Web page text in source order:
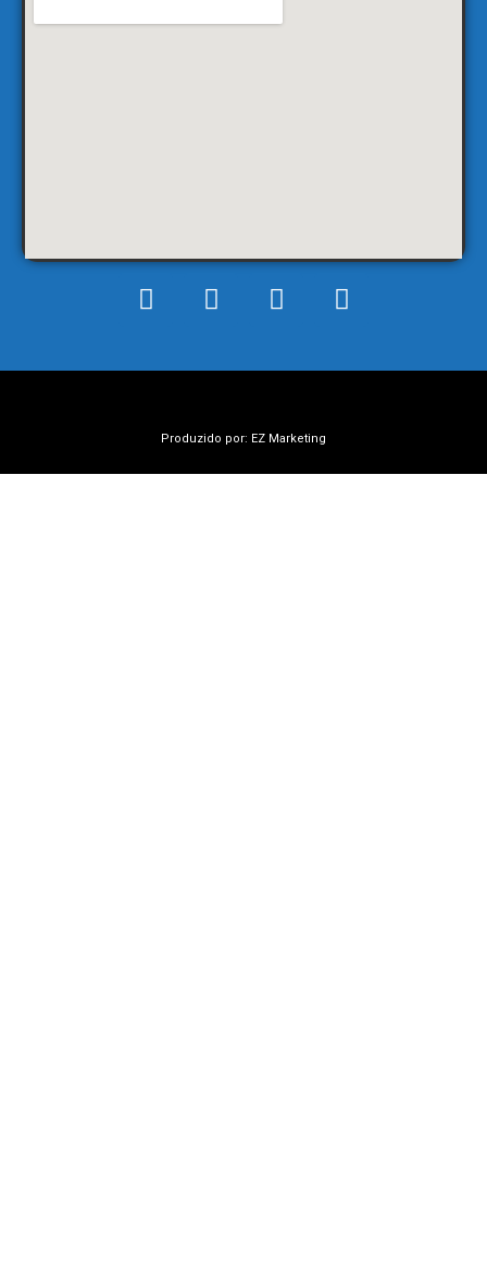
Produzido por: EZ Marketing